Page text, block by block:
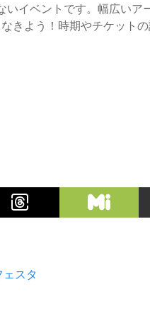
イベントです。幅広いア
きよう！時期やチケット
スタ